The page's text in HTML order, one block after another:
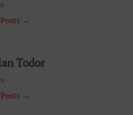
→
Todor
→